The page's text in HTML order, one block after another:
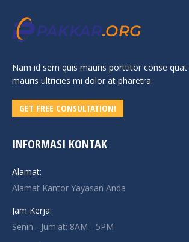
Nam id sem quis mauris porttitor conse
mauris ultricies mi dolor at pharetra.
GET FREE CONSULTATION!
INFORMASI KONTAK
Alamat:
Alamat Kantor Yayasan Anda
Jam Kerja:
Senin - Jum'at: 8AM - 5PM